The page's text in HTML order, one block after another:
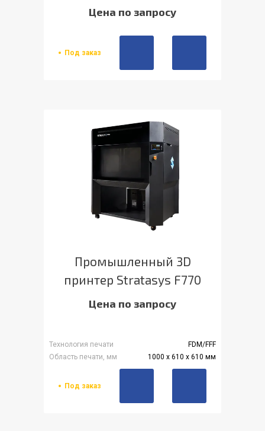
Цена по запросу
Под заказ
Промышленный 3D
принтер Stratasys F770
Цена по запросу
Технология печати
FDM/FFF
Область печати, мм
1000 x 610 x 610 мм
Под заказ